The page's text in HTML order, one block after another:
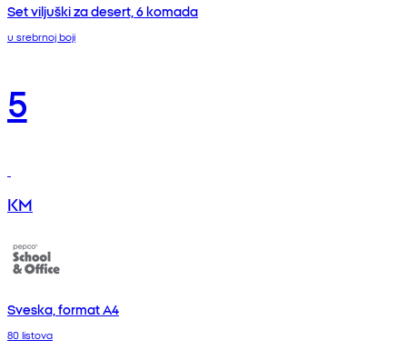
Set viljuški za desert, 6 komada
u srebrnoj boji
5
KM
Sveska, format A4
80 listova